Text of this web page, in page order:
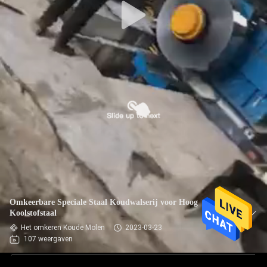
Omkeerbare Speciale Staal Koudwalserij voor Hoog
Koolstofstaal
Het omkeren Koude Molen
2023-03-23
107 weergaven